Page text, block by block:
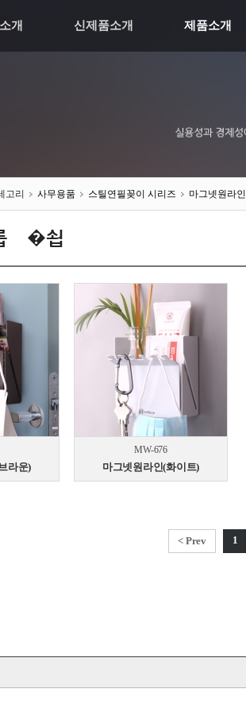
제품소개
신제품소개
개
고리 사무용품 스틸연필꽂이 시리즈 마그넷원라인
�쇱씤
라운)
MW-676
마그넷원라인(화이트)
< Prev 1